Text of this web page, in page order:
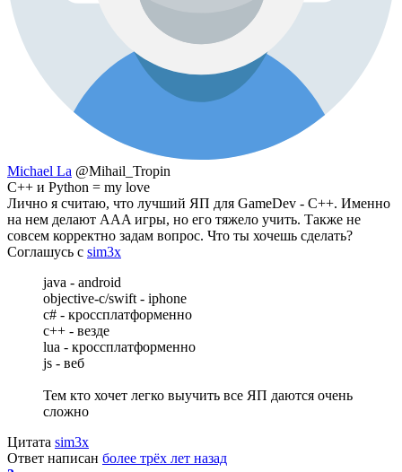
Michael La @Mihail_Tropin
C++ и Python = my love
Лично я считаю, что лучший ЯП для GameDev - C++. Именно
на нем делают AAA игры, но его тяжело учить. Также не
совсем корректно задам вопрос. Что ты хочешь сделать?
Соглашусь с sim3x
java - android
objective-c/swift - iphone
c# - кроссплатформенно
с++ - везде
lua - кроссплатформенно
js - веб
Тем кто хочет легко выучить все ЯП даются очень
сложно
Цитата sim3x
Ответ написан более трёх лет назад